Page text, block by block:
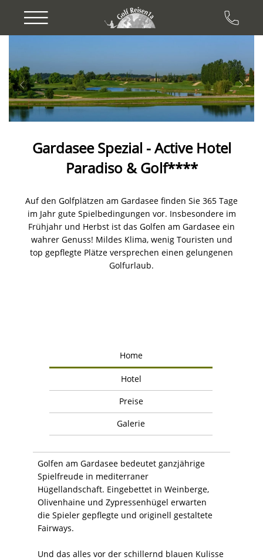
Gardasee Spezial - Active Hotel
Paradiso & Golf****
Auf den Golfplätzen am Gardasee finden Sie 365 Tage
im Jahr gute Spielbedingungen vor. Insbesondere im
Frühjahr und Herbst ist das Golfen am Gardasee ein
wahrer Genuss! Mildes Klima, wenig Touristen und
top gepflegte Plätze versprechen einen gelungenen
Golfurlaub.
Home
Hotel
Preise
Galerie
Golfen am Gardasee bedeutet ganzjährige
Spielfreude in mediterraner
Hügellandschaft. Eingebettet in Weinberge,
Olivenhaine und Zypressenhügel erwarten
die Spieler gepflegte und originell gestaltete
Fairways.
Und das alles vor der schillernd blauen Kulisse